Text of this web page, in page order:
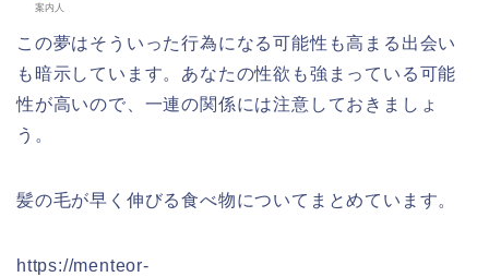
案内人
この夢はそういった行為になる可能性も高まる出会い
も暗示しています。あなたの性欲も強まっている可能
性が高いので、一連の関係には注意しておきましょ
う。
髪の毛が早く伸びる食べ物についてまとめています。
https://menteor-